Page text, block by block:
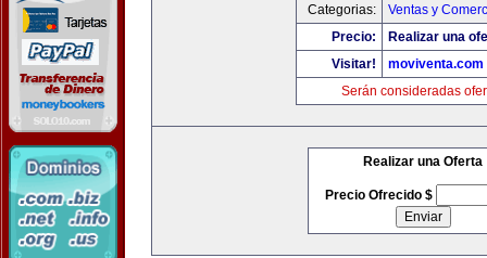
Categorias:
Ventas y
Precio:
Realizar una
Visitar!
moviventa.com
Serán consideradas
Realizar una Oferta
Precio Ofrecido $